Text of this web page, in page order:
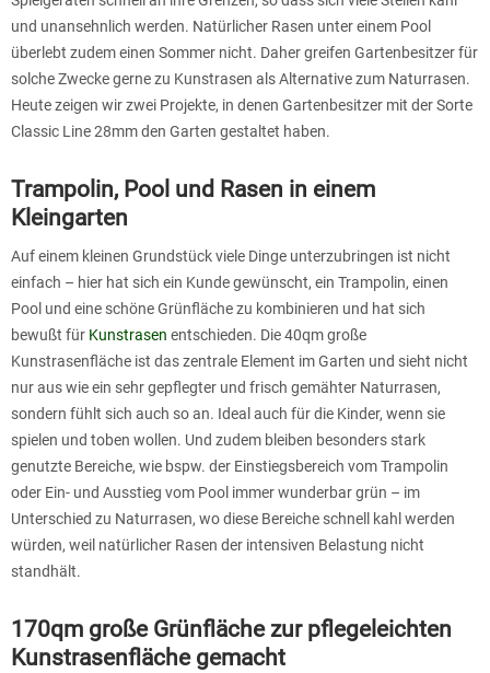
und unansehnlich werden. Natürlicher Rasen unter einem Pool
überlebt zudem einen Sommer nicht. Daher greifen Gartenbesitzer für
solche Zwecke gerne zu Kunstrasen als Alternative zum Naturrasen.
Heute zeigen wir zwei Projekte, in denen Gartenbesitzer mit der Sorte
Classic Line 28mm den Garten gestaltet haben.
Trampolin, Pool und Rasen in einem
Kleingarten
Auf einem kleinen Grundstück viele Dinge unterzubringen ist nicht
einfach – hier hat sich ein Kunde gewünscht, ein Trampolin, einen
Pool und eine schöne Grünfläche zu kombinieren und hat sich
bewußt für Kunstrasen entschieden. Die 40qm große
Kunstrasenfläche ist das zentrale Element im Garten und sieht nicht
nur aus wie ein sehr gepflegter und frisch gemähter Naturrasen,
sondern fühlt sich auch so an. Ideal auch für die Kinder, wenn sie
spielen und toben wollen. Und zudem bleiben besonders stark
genutzte Bereiche, wie bspw. der Einstiegsbereich vom Trampolin
oder Ein- und Ausstieg vom Pool immer wunderbar grün – im
Unterschied zu Naturrasen, wo diese Bereiche schnell kahl werden
würden, weil natürlicher Rasen der intensiven Belastung nicht
standhält.
170qm große Grünfläche zur pflegeleichten
Kunstrasenfläche gemacht